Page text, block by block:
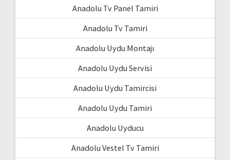
Anadolu Tv Panel Tamiri
Anadolu Tv Tamiri
Anadolu Uydu Montajı
Anadolu Uydu Servisi
Anadolu Uydu Tamircisi
Anadolu Uydu Tamiri
Anadolu Uyducu
Anadolu Vestel Tv Tamiri